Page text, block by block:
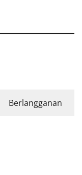
Berlangganan